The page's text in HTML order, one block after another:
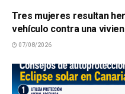
Tres mujeres resultan
vehículo contra una
07/08/2026